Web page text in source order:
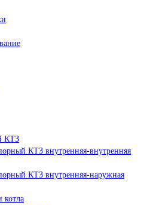
КТЗ
КТЗ внутренняя-внутренняя
КТЗ внутренняя-наружная
котла